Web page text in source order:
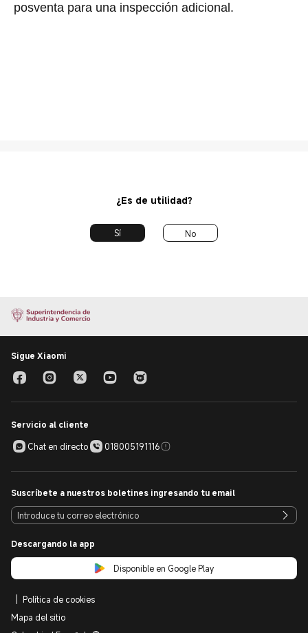
posventa para una inspección adicional.
¿Es de utilidad?
Sí No
Sigue Xiaomi
Servicio al cliente
Chat en directo
018005191116
Suscríbete a nuestros boletines ingresando tu email
Descargando la app
Disponible en Google Play
Política de cookies
Mapa del sitio